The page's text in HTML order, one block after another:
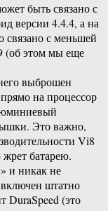
быть связано с
версии 4.4.4, а на
связано с меньшей
(об этом мы еще
выброшен
на процессор
Это важно,
Vi8
жрет батарею.
и никак не
штатно
DuraSpeed (это